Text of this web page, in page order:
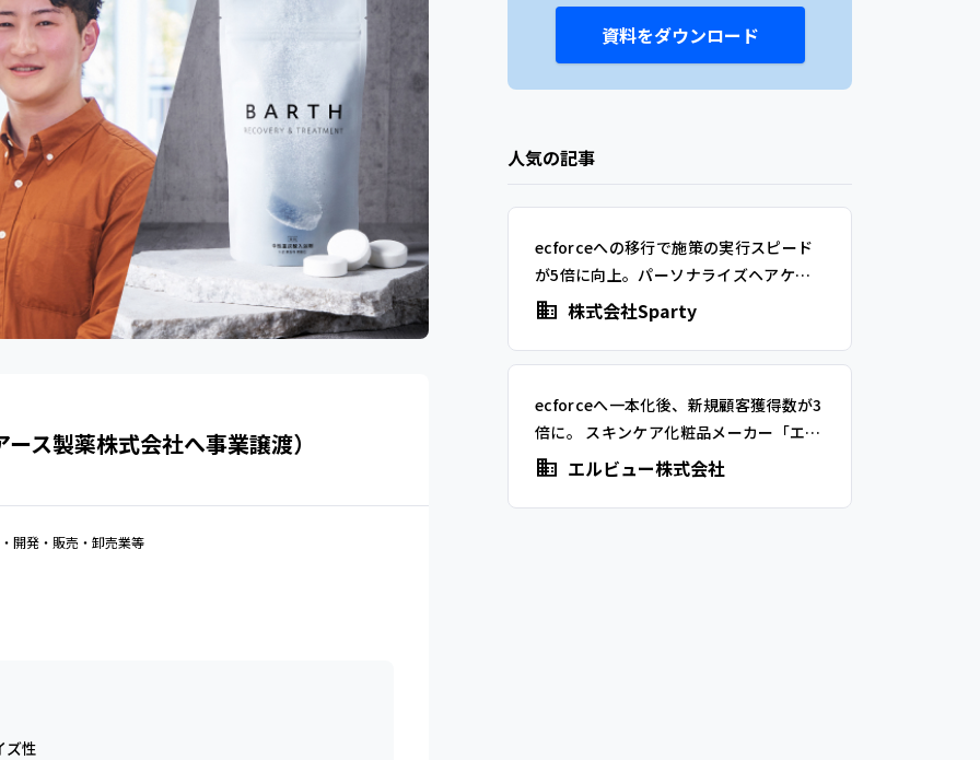
ス製薬株式会社へ事業譲渡）
開発・販売・卸売業等
ズ性
資料をダウンロード
人気の記事
ecforceへの移行で施策の実行スピード
が5倍に向上。パーソナライズヘアケア
ブランド「MEDULLA」を展開する
力と強い運用体制
株式会社Sparty
ecforceへ一本化後、新規顧客獲得数が3
倍に。 スキンケア化粧品メーカー「エル
ビュー」が実現した、データドリブンな
エルビュー株式会社